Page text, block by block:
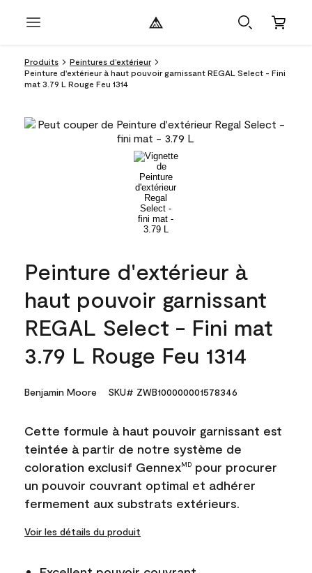
Produits
Peintures d’extérieur
Peinture d'extérieur à haut pouvoir garnissant REGAL Select - Fini
mat 3.79 L Rouge Feu 1314
Peinture d'extérieur à
haut pouvoir garnissant
REGAL Select - Fini mat
3.79 L Rouge Feu 1314
Benjamin Moore SKU# ZWB100000001578346
Cette formule à haut pouvoir garnissant est
teintée à partir de notre système de
coloration exclusif GennexMD pour procurer
un pouvoir couvrant optimal et adhérer
fermement aux substrats extérieurs.
Voir les détails du produit